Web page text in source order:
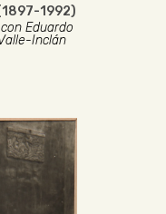
1992)
Eduardo
Inclán